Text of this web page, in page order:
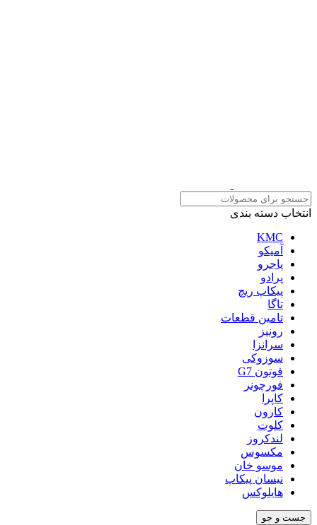
انتخاب دسته بندی
KMC
آمیکو
پاجرو
پرادو
پیکاپ ریچ
تاگا
تامین قطعات
رونیز
سرانزا
سوزوکی
فوتون G7
فورچونر
کاپرا
کارون
کلوت
لندکروز
مکسوس
موسو خان
نیسان پیکاپ
هایلوکس
جست و جو